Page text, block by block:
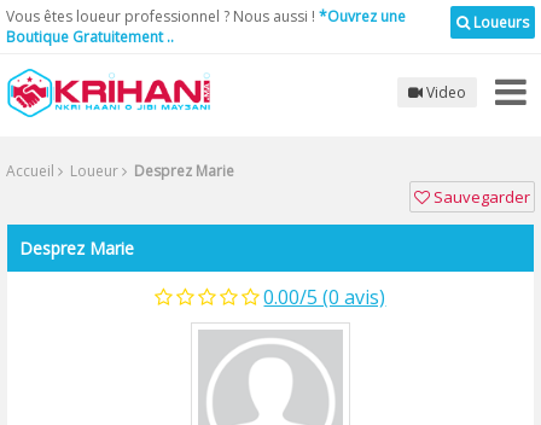
Loueurs
Vous êtes loueur professionnel ? Nous aussi ! *Ouvrez une
Boutique Gratuitement ..
Video
Accueil Loueur Desprez Marie
Sauvegarder
Desprez Marie
0.00/5 (0 avis)